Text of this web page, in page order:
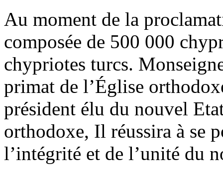
Au moment de la
composée de 500 000
chypriotes turcs.
primat de l’Église
président élu du nouvel
orthodoxe, Il réussira à se
l’intégrité et de l’unité du